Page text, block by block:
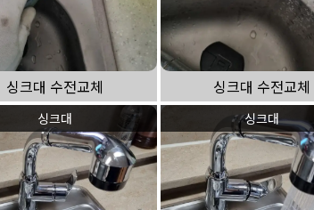
싱크대 수전교체 싱크대 수전교체
싱크대 싱크대